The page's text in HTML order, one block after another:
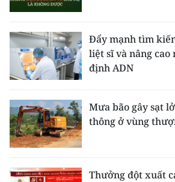
Đẩy mạnh tìm
liệt sĩ và nâng cao
định ADN
Mưa bão gây sạt
thông ở vùng
Thưởng đột xuất